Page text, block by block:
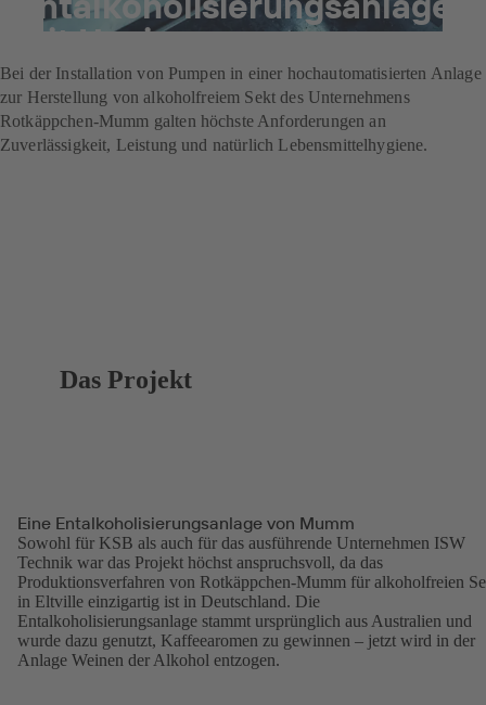
mit Hygienepumpen aus
Bei der Installation von Pumpen in einer hochautomatisierten Anlage
zur Herstellung von alkoholfreiem Sekt des Unternehmens
Rotkäppchen-Mumm galten höchste Anforderungen an
Zuverlässigkeit, Leistung und natürlich Lebensmittelhygiene.
Das Projekt
Eine Entalkoholisierungsanlage von Mumm
Sowohl für KSB als auch für das ausführende Unternehmen ISW
Technik war das Projekt höchst anspruchsvoll, da das
Produktionsverfahren von Rotkäppchen-Mumm für alkoholfreien
in Eltville einzigartig ist in Deutschland. Die
Entalkoholisierungsanlage stammt ursprünglich aus Australien und
wurde dazu genutzt, Kaffeearomen zu gewinnen – jetzt wird in der
Anlage Weinen der Alkohol entzogen.